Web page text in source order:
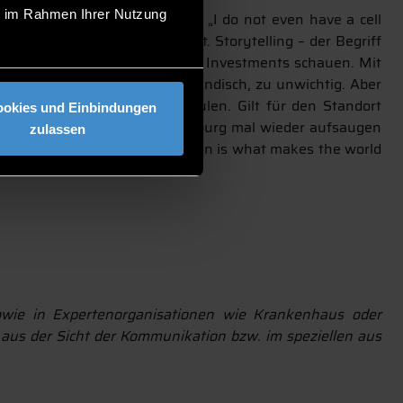
Rahmen Ihrer Nutzung
und Einbindungen
zulassen
der OMR-Festivals: „I do not even have a cell
Geschichtenerzähler ever gilt. Storytelling – der Begriff
ups aber auch bei anderen Investments schauen. Mit
uns zu banal, zu kindisch, zu unwichtig. Aber
oder eben auch Hochschulen. Gilt für den Standort
Meli und ich in Hamburg mal wieder aufsaugen
Denn: Communication is what makes the world
in Expertenorganisationen wie Krankenhaus oder
der Sicht der Kommunikation bzw. im speziellen aus